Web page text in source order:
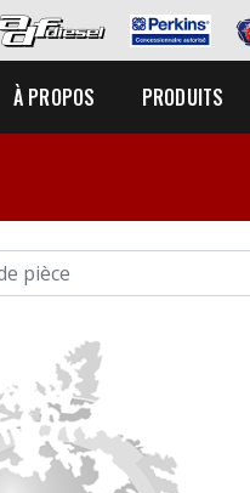
À PROPOS PRODUITS